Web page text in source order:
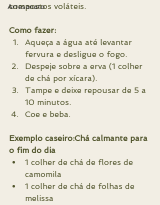
Artesanato
compostos voláteis.
Como fazer:
Aqueça a água até levantar
fervura e desligue o fogo.
Despeje sobre a erva (1 colher
de chá por xícara).
Tampe e deixe repousar de 5 a
10 minutos.
Coe e beba.
Exemplo caseiro:Chá calmante para
o fim do dia
1 colher de chá de flores de
camomila
1 colher de chá de folhas de
melissa